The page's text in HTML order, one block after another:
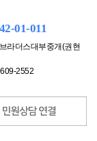
01-011
라더스대부중개(권현
2552